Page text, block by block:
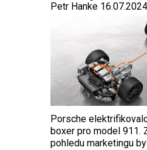
Petr Hanke
Porsche
boxer pro model 911.
pohledu marketingu